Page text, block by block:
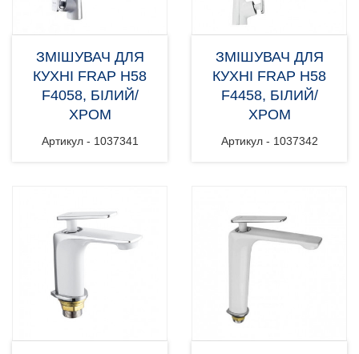
ЗМІШУВАЧ ДЛЯ
КУХНІ FRAP H58
F4058, БІЛИЙ/
ХРОМ
Артикул - 1037341
ЗМІШУВАЧ ДЛЯ
КУХНІ FRAP H58
F4458, БІЛИЙ/
ХРОМ
Артикул - 1037342